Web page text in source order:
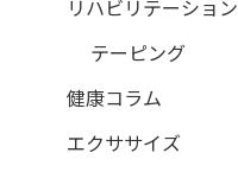
リハビリテーション
テーピング
健康コラム
エクササイズ